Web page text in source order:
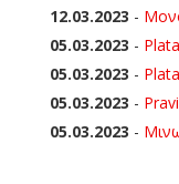
12.03.2023 -
05.03.2023 -
05.03.2023 -
05.03.2023 -
05.03.2023 -